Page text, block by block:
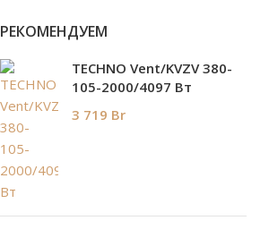
РЕКОМЕНДУЕМ
TECHNO Vent/KVZV 380-
105-2000/4097 Вт
3 719 Br